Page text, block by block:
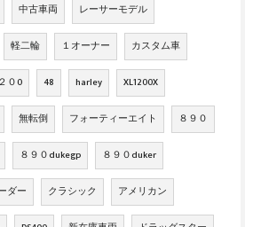
中古車両 レーサーモデル
軽二輪 １オーナー カスタム車
０0 48 harley XL1200X
無転倒 フォーティーエイト ８９０
８９０dukegp ８９０duker
ダー クラシック アメリカン